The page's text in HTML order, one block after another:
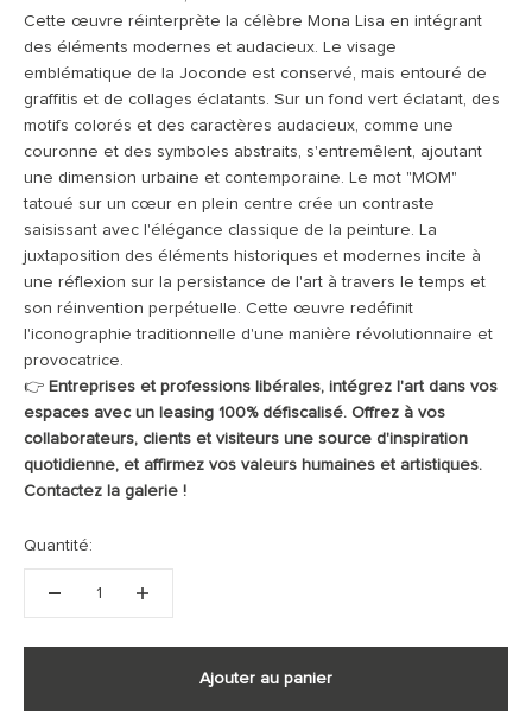
Cette œuvre réinterprète la célèbre Mona Lisa en intégrant
des éléments modernes et audacieux. Le visage
emblématique de la Joconde est conservé, mais entouré de
graffitis et de collages éclatants. Sur un fond vert éclatant, des
motifs colorés et des caractères audacieux, comme une
couronne et des symboles abstraits, s'entremêlent, ajoutant
une dimension urbaine et contemporaine. Le mot "MOM"
tatoué sur un cœur en plein centre crée un contraste
saisissant avec l'élégance classique de la peinture. La
juxtaposition des éléments historiques et modernes incite à
une réflexion sur la persistance de l'art à travers le temps et
son réinvention perpétuelle. Cette œuvre redéfinit
l'iconographie traditionnelle d'une manière révolutionnaire et
provocatrice.
👉 Entreprises et professions libérales, intégrez l'art dans vos
espaces avec un leasing 100% défiscalisé. Offrez à vos
collaborateurs, clients et visiteurs une source d'inspiration
quotidienne, et affirmez vos valeurs humaines et artistiques.
Contactez la galerie !
Quantité:
Ajouter au panier